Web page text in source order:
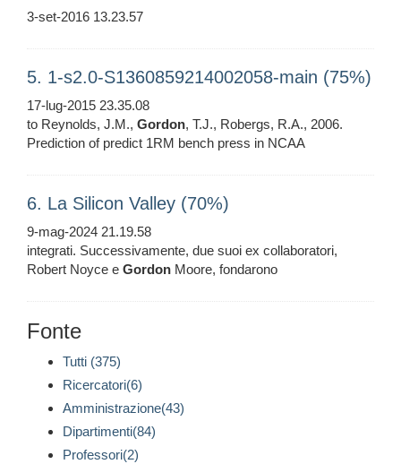
3-set-2016 13.23.57
5. 1-s2.0-S1360859214002058-main (75%)
17-lug-2015 23.35.08
to Reynolds, J.M., Gordon, T.J., Robergs, R.A., 2006.
Prediction of predict 1RM bench press in NCAA
6. La Silicon Valley (70%)
9-mag-2024 21.19.58
integrati. Successivamente, due suoi ex collaboratori,
Robert Noyce e Gordon Moore, fondarono
Fonte
Tutti (375)
Ricercatori(6)
Amministrazione(43)
Dipartimenti(84)
Professori(2)